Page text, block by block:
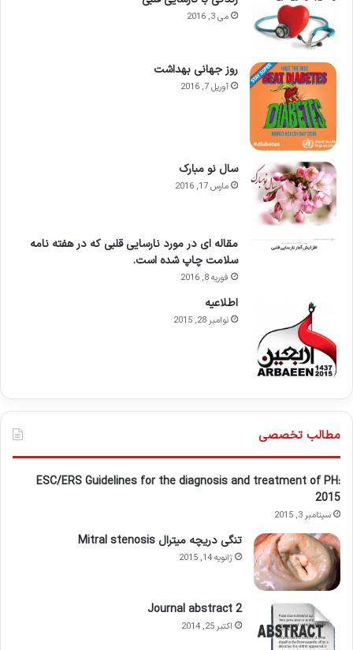
می 3, 2016
روز جهانی بهداشت
آوریل 7, 2016
سال نو مبارک
مارس 17, 2016
مقاله ای در مورد نارسایی قلبی که در هفته نامه
سلامت چاپ شده است.
فوریه 8, 2016
اطلاعيه
نوامبر 28, 2015
مطالب تخصصی
ESC/ERS Guidelines for the diagnosis and treatment of PH:
2015
سپتامبر 3, 2015
تنگی دریچه میترال Mitral stenosis
ژانویه 14, 2015
Journal abstract 2
اکتبر 25, 2014